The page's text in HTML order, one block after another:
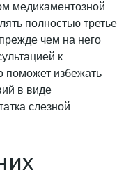
медикаментозной
полностью третье
чем на него
к
поможет избежать
в виде
слезной